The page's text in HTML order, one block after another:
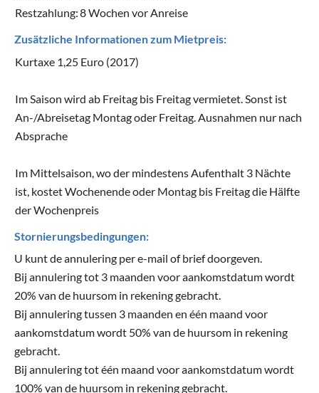
Restzahlung:8 Wochen vor Anreise
Zusätzliche Informationen zum Mietpreis:
Kurtaxe 1,25 Euro (2017)
Im Saison wird ab Freitag bis Freitag vermietet. Sonst ist
An-/Abreisetag Montag oder Freitag. Ausnahmen nur nach
Absprache
Im Mittelsaison, wo der mindestens Aufenthalt 3 Nächte
ist, kostet Wochenende oder Montag bis Freitag die Hälfte
der Wochenpreis
Stornierungsbedingungen:
U kunt de annulering per e-mail of brief doorgeven.
Bij annulering tot 3 maanden voor aankomstdatum wordt
20% van de huursom in rekening gebracht.
Bij annulering tussen 3 maanden en één maand voor
aankomstdatum wordt 50% van de huursom in rekening
gebracht.
Bij annulering tot één maand voor aankomstdatum wordt
100% van de huursom in rekening gebracht.